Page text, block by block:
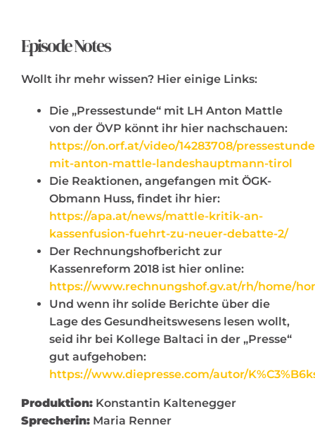
Episode Notes
Wollt ihr mehr wissen? Hier einige Links:
Die „Pressestunde“ mit LH Anton Mattle
von der ÖVP könnt ihr hier nachschauen:
https://on.orf.at/video/14283708/
mit-anton-mattle-landeshauptmann-tirol
Die Reaktionen, angefangen mit ÖGK-
Obmann Huss, findet ihr hier:
https://apa.at/news/mattle-kritik-an-
kassenfusion-fuehrt-zu-neuer-debatte-2/
Der Rechnungshofbericht zur
Kassenreform 2018 ist hier online:
https://www.rechnungshof.gv.at/rh/home/
Und wenn ihr solide Berichte über die
Lage des Gesundheitswesens lesen wollt,
seid ihr bei Kollege Baltaci in der „Presse“
gut aufgehoben:
https://www.diepresse.com/autor/
Produktion:Konstantin Kaltenegger
Sprecherin:Maria Renner